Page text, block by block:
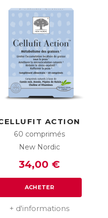
ACTION
60 comprimés
New Nordic
34,00 €
ACHETER
+ d'informations